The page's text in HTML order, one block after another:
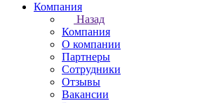
Компания
Назад
Компания
О компании
Партнеры
Сотрудники
Отзывы
Вакансии